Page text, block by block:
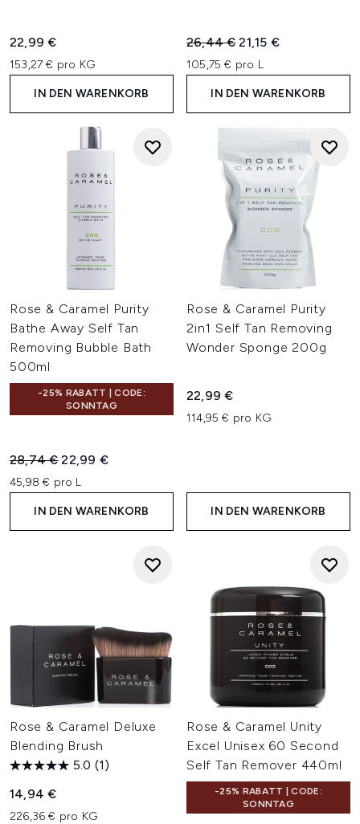
22,99 €
153,27 € pro KG
IN DEN WARENKORB
Unverbindliche
26,44 €Aktueller Preis:
21,15 €
105,75 € pro L
IN DEN WARENKORB
Rose & Caramel Purity
Bathe Away Self Tan
Removing Bubble Bath
500ml
-25% RABATT | CODE:
SONNTAG
Unverbindliche Preisempfehlung:
28,74 €Aktueller Preis:
22,99 €
45,98 € pro L
IN DEN WARENKORB
Rose & Caramel Purity
2in1 Self Tan Removing
Wonder Sponge 200g
22,99 €
114,95 € pro KG
IN DEN WARENKORB
Rose & Caramel Deluxe
Blending Brush
5.0 (1)
14,94 €
226,36 € pro KG
Rose & Caramel Unity
Excel Unisex 60 Second
Self Tan Remover 440ml
-25% RABATT | CODE:
SONNTAG